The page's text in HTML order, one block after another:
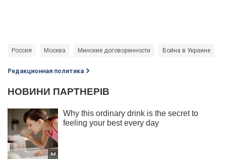
Россия Москва Минские договоренности Война в Украине
Редакционная политика